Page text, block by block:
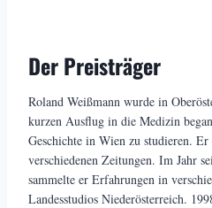
Der Preisträger
Roland Weißmann wurde in
kurzen Ausflug in die Medizin
Geschichte in Wien zu studieren.
verschiedenen Zeitungen. Im Jahr
sammelte er Erfahrungen in
Landesstudios Niederösterreich.